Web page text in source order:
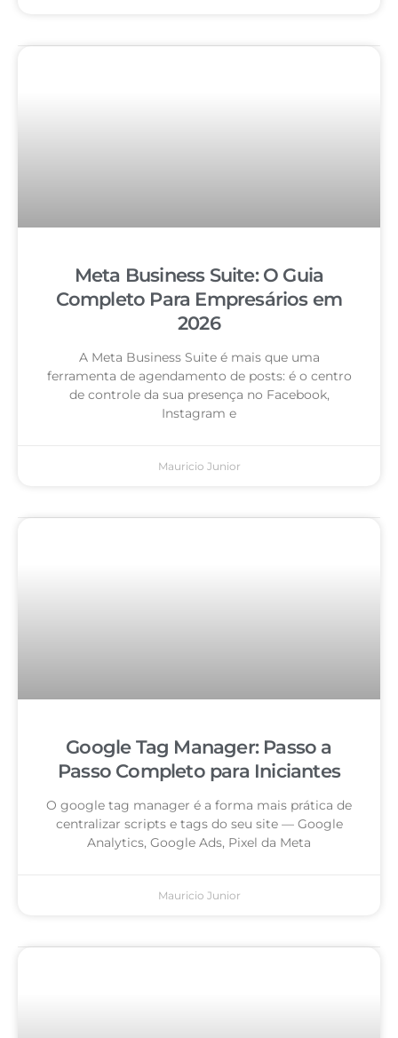
Meta Business Suite: O Guia
Completo Para Empresários em
2026
A Meta Business Suite é mais que uma
ferramenta de agendamento de posts: é o centro
de controle da sua presença no Facebook,
Instagram e
Mauricio Junior
Google Tag Manager: Passo a
Passo Completo para Iniciantes
O google tag manager é a forma mais prática de
centralizar scripts e tags do seu site — Google
Analytics, Google Ads, Pixel da Meta
Mauricio Junior